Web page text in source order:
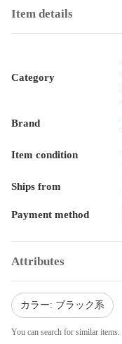
Item details
Category
Brand
Item condition
Ships from
Payment method
Attributes
カラー: ブラック系
You can search for similar items.